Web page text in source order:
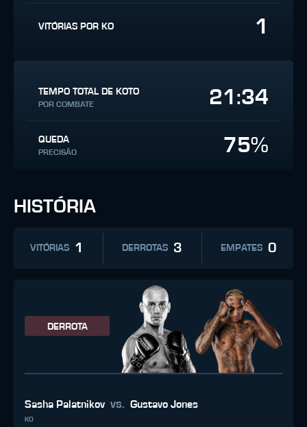
VITÓRIAS POR KO 1
TEMPO TOTAL DE KOTO
POR COMBATE 21:34
QUEDA
PRECISÃO 75%
HISTÓRIA
VITÓRIAS 1 DERROTAS 3 EMPATES 0
DERROTA
Sasha Palatnikov vs. Gustavo Jones
KO